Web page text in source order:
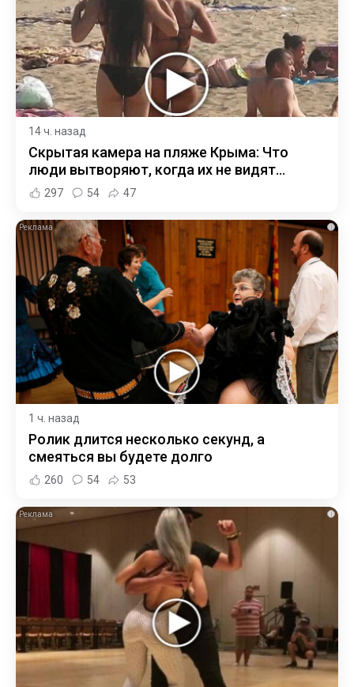
14 ч. назад
Скрытая камера на пляже Крыма: Что
люди вытворяют, когда их не видят...
297 54 47
i
1 ч. назад
Ролик длится несколько секунд, а
смеяться вы будете долго
260 54 53
i